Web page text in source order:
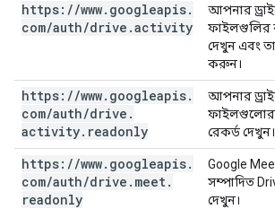
https: //www. googleapis.
com/auth/drive .activity
আপনার
ফাইলগুলির
দেখুন এবং
করুন।
https: //www. googleapis.
com/auth/drive .
activity. readonly
আপনার
ফাইলগুলোর
রেকর্ড দেখুন।
https: //www. googleapis.
com/auth/drive . meet.
readonly
Google Meet
সম্পাদিত
দেখুন।